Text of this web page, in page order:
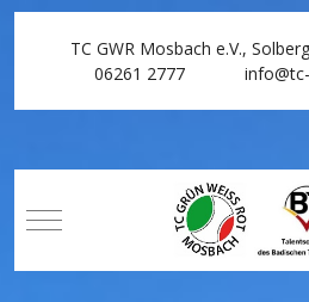
TC GWR Mosbach e.V.,
06261 2777
Mobile Menu Toggle